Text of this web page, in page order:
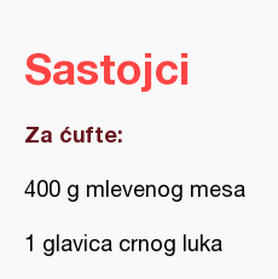
Sastojci
Za ćufte:
400 g mlevenog mesa
1 glavica crnog luka